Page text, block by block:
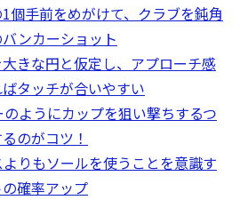
個手前をめがけて、クラブを鈍角
ンカーショット
きな円と仮定し、アプローチ感
タッチが合いやすい
ようにカップを狙い撃ちするつ
のがコツ！
よりもソールを使うことを意識す
確率アップ